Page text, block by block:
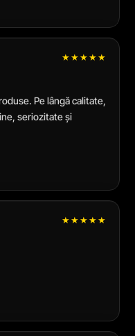
★★★★★
Pe lângă calitate,
seriozitate și
★★★★★